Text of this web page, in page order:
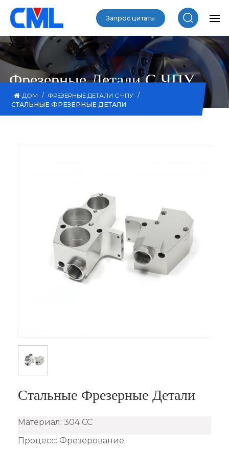
Запрос цитаты
Фрезерные Детали С ЧПУ
ДОМ / ФРЕЗЕРНЫЕ ДЕТАЛИ С ЧПУ
/
СТАЛЬНЫЕ ФРЕЗЕРНЫЕ ДЕТАЛИ
Стальные Фрезерные Детали
Материал: 304 СС
Процесс: Фрезерование